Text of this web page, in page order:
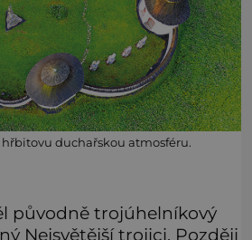
hřbitovu duchařskou atmosféru.
původně trojúhelníkový
Nejsvětější trojici. Později